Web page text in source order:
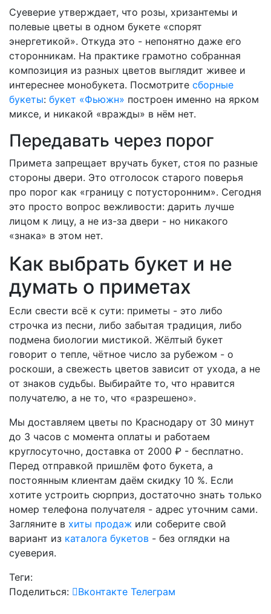
Суеверие утверждает, что розы, хризантемы и
полевые цветы в одном букете «спорят
энергетикой». Откуда это - непонятно даже его
сторонникам. На практике грамотно собранная
композиция из разных цветов выглядит живее и
интереснее монобукета. Посмотрите сборные
букеты: букет «Фьюжн» построен именно на ярком
миксе, и никакой «вражды» в нём нет.
Передавать через порог
Примета запрещает вручать букет, стоя по разные
стороны двери. Это отголосок старого поверья
про порог как «границу с потусторонним». Сегодня
это просто вопрос вежливости: дарить лучше
лицом к лицу, а не из-за двери - но никакого
«знака» в этом нет.
Как выбрать букет и не
думать о приметах
Если свести всё к сути: приметы - это либо
строчка из песни, либо забытая традиция, либо
подмена биологии мистикой. Жёлтый букет
говорит о тепле, чётное число за рубежом - о
роскоши, а свежесть цветов зависит от ухода, а не
от знаков судьбы. Выбирайте то, что нравится
получателю, а не то, что «разрешено».
Мы доставляем цветы по Краснодару от 30 минут
до 3 часов с момента оплаты и работаем
круглосуточно, доставка от 2000 ₽ - бесплатно.
Перед отправкой пришлём фото букета, а
постоянным клиентам даём скидку 10 %. Если
хотите устроить сюрприз, достаточно знать только
номер телефона получателя - адрес уточним сами.
Загляните в хиты продаж или соберите свой
вариант из каталога букетов - без оглядки на
суеверия.
Теги:
Поделиться:
Вконтакте Телеграм